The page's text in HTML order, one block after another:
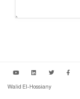
Walid El-Hossiany